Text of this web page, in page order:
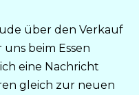
über den Verkauf
beim Essen
eine Nachricht
gleich zur neuen